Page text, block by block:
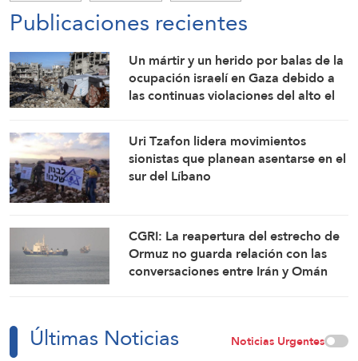
Publicaciones recientes
Un mártir y un herido por balas de la
ocupación israelí en Gaza debido a
las continuas violaciones del alto el
Uri Tzafon lidera movimientos
sionistas que planean asentarse en el
sur del Líbano
CGRI: La reapertura del estrecho de
Ormuz no guarda relación con las
conversaciones entre Irán y Omán
Últimas Noticias Noticias Urgentes